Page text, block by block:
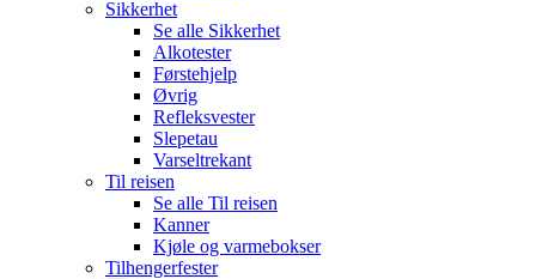
Sikkerhet
Se alle Sikkerhet
Alkotester
Førstehjelp
Øvrig
Refleksvester
Slepetau
Varseltrekant
Til reisen
Se alle Til reisen
Kanner
Kjøle og varmebokser
Tilhengerfester